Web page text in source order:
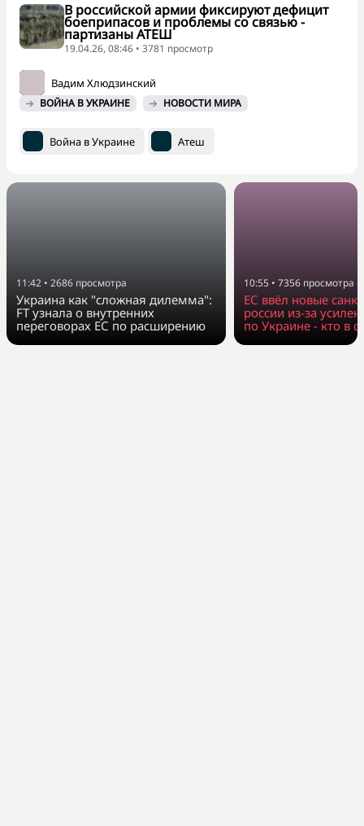
В российской армии фиксируют дефицит
боеприпасов и проблемы со связью -
партизаны АТЕШ
19.04.26, 08:46 • 3781 просмотр
Вадим Хлюдзинский
ВОЙНА В УКРАИНЕ НОВОСТИ МИРА
Война в Украине Атеш
11:42 • 2686 просмотра
Украина как "сложная дилемма":
FT узнала о внутренних
переговорах ЕС по расширению
10:55 • 7356 просмотра
ЕС ввёл новые
россии из-за
по Украине - кто в